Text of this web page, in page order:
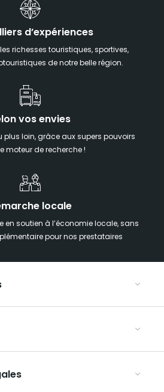
d’expériences
richesses touristiques, sportives,
de notre belle région.
vos envies
plus loin, grâce aux supers pouvoirs
moteur de recherche !
locale
en soutien à l’économie locale, sans
pour nos prestataires
Est
Est
en groupe